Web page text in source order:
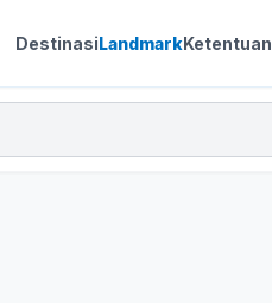
DestinasiLandmarkKetentuan